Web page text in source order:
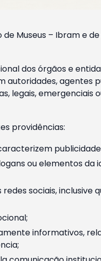
Museus – Ibram e
dos órgãos e
agentes
legais, emergenciais
providências:
ou elementos da
sociais, inclusive
informativos,